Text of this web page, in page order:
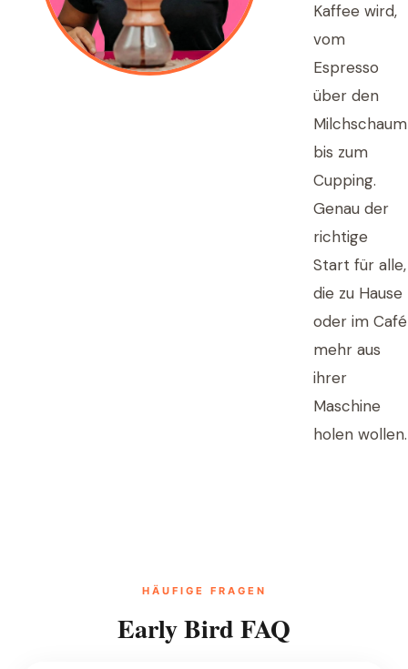
Kaffee wird,
vom
Espresso
über den
Milchschaum
bis zum
Cupping.
Genau der
richtige
Start für alle,
die zu Hause
oder im Café
mehr aus
ihrer
Maschine
holen wollen.
HÄUFIGE FRAGEN
Early Bird FAQ